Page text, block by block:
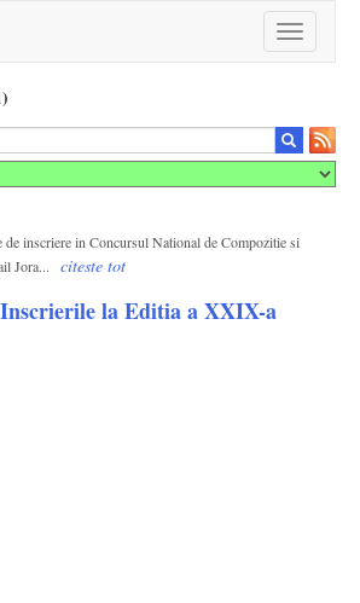
Toggle
navigation
de inscriere in Concursul National de Compozitie si
Jora...
citeste tot
la Editia a XXIX-a